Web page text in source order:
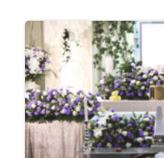
を執り行うことで、お母
が今後もしっかり生きて
することを望まれました。